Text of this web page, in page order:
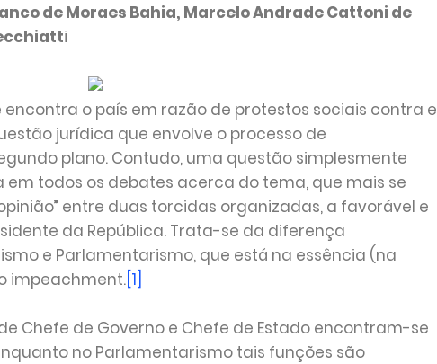
de Moraes Bahia, Marcelo Andrade Cattoni de
i
encontra o país em razão de protestos sociais contra e
jurídica que envolve o processo de
plano. Contudo, uma questão simplesmente
todos os debates acerca do tema, que mais se
entre duas torcidas organizadas, a favorável e
da República. Trata-se da diferença
e Parlamentarismo, que está na essência (na
impeachment.[1]
Chefe de Governo e Chefe de Estado encontram-se
no Parlamentarismo tais funções são